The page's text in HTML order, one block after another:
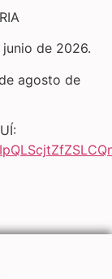
de 2026.
agosto de